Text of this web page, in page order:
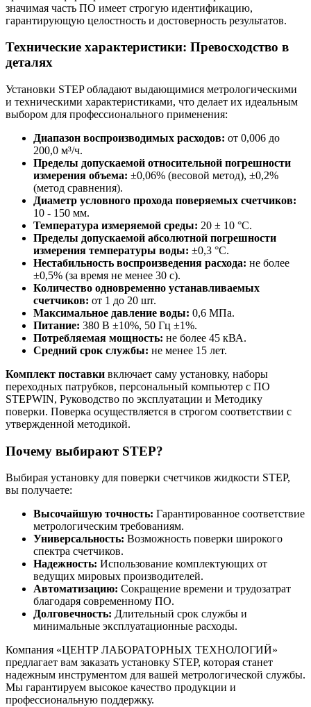
значимая часть ПО имеет строгую идентификацию,
гарантирующую целостность и достоверность результатов.
Технические характеристики: Превосходство в
деталях
Установки STEP обладают выдающимися метрологическими
и техническими характеристиками, что делает их идеальным
выбором для профессионального применения:
Диапазон воспроизводимых расходов: от 0,006 до
200,0 м³/ч.
Пределы допускаемой относительной погрешности
измерения объема: ±0,06% (весовой метод), ±0,2%
(метод сравнения).
Диаметр условного прохода поверяемых счетчиков:
10 - 150 мм.
Температура измеряемой среды: 20 ± 10 °С.
Пределы допускаемой абсолютной погрешности
измерения температуры воды: ±0,3 °С.
Нестабильность воспроизведения расхода: не более
±0,5% (за время не менее 30 с).
Количество одновременно устанавливаемых
счетчиков: от 1 до 20 шт.
Максимальное давление воды: 0,6 МПа.
Питание: 380 В ±10%, 50 Гц ±1%.
Потребляемая мощность: не более 45 кВА.
Средний срок службы: не менее 15 лет.
Комплект поставки включает саму установку, наборы
переходных патрубков, персональный компьютер с ПО
STEPWIN, Руководство по эксплуатации и Методику
поверки. Поверка осуществляется в строгом соответствии с
утвержденной методикой.
Почему выбирают STEP?
Выбирая установку для поверки счетчиков жидкости STEP,
вы получаете:
Высочайшую точность: Гарантированное соответствие
метрологическим требованиям.
Универсальность: Возможность поверки широкого
спектра счетчиков.
Надежность: Использование комплектующих от
ведущих мировых производителей.
Автоматизацию: Сокращение времени и трудозатрат
благодаря современному ПО.
Долговечность: Длительный срок службы и
минимальные эксплуатационные расходы.
Компания «ЦЕНТР ЛАБОРАТОРНЫХ ТЕХНОЛОГИЙ»
предлагает вам заказать установку STEP, которая станет
надежным инструментом для вашей метрологической службы.
Мы гарантируем высокое качество продукции и
профессиональную поддержку.